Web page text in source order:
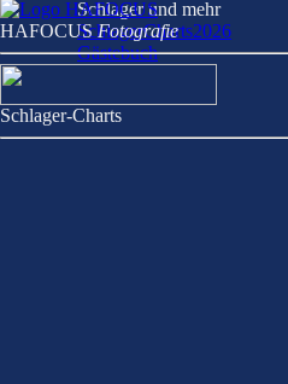
Schlager und mehr▼
SchlagerCharts2026
Gästebuch
HAFOCUSFotografie
Schlager-Charts